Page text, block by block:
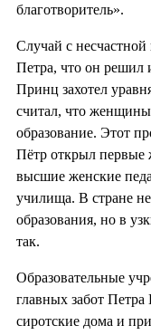
благотворитель».
Случай с
Петра, что он решил
Принц захотел
считал, что
образование. Этот
Пётр открыл первые
высшие женские
училища. В стране
образования, но в
так.
Образовательные
главных забот
сиротские дома и